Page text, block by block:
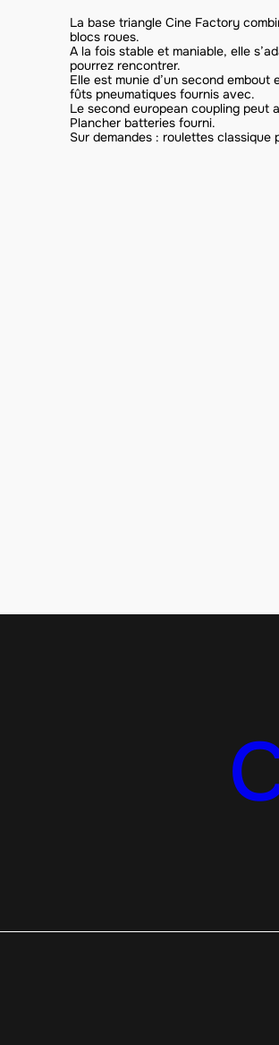
La base triangle Cine Factory
blocs roues.
A la fois stable et maniable, elle
pourrez rencontrer.
Elle est munie d’un second
fûts pneumatiques fournis avec.
Le second european coupling peut
Plancher batteries fourni.
Sur demandes : roulettes classique